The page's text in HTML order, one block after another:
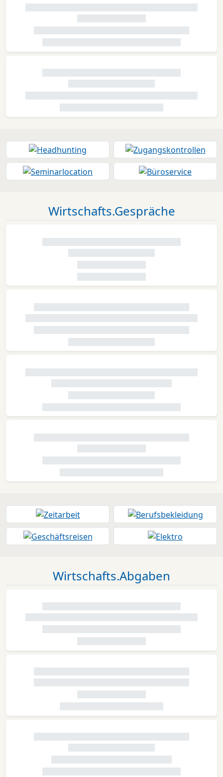
Wirtschafts.Gespräche
Wirtschafts.Abgaben